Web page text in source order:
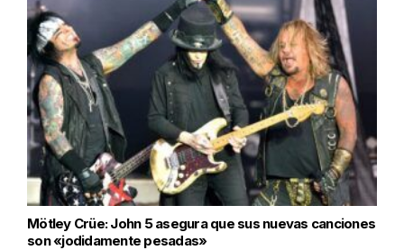
Mötley Crüe: John 5 asegura que sus nuevas canciones
son «jodidamente pesadas»